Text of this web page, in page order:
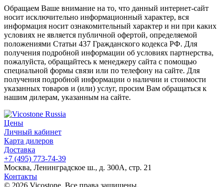
Обращаем Ваше внимание на то, что данный интернет-сайт
носит исключительно информационный характер, вся
информация носит ознакомительный характер и ни при каких
условиях не является публичной офертой, определяемой
положениями Статьи 437 Гражданского кодекса РФ. Для
получения подробной информации об условиях партнерства,
пожалуйста, обращайтесь к менеджеру сайта с помощью
специальной формы связи или по телефону на сайте. Для
получения подробной информации о наличии и стоимости
указанных товаров и (или) услуг, просим Вам обращаться к
нашим дилерам, указанным на сайте.
Цены
Личный кабинет
Карта дилеров
Доставка
+7 (495) 773-74-39
Москва, Ленинградское ш., д. 300А, стр. 21
Контакты